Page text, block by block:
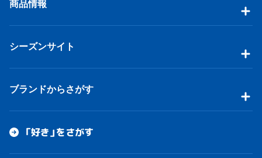
商品情報
シーズンサイト
ブランドからさがす
「好き」をさがす